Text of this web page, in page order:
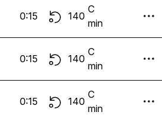
0:15 140
C
min
0:15 140
C
min
0:15 140
C
min